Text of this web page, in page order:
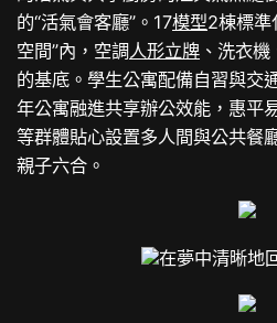
的“活氣會客廳”。17模型2棟標準
空間”內，空調人形立牌 、洗衣
的基底。學生公寓配備自習與交
年公寓融進共享辦公效能，惠平
等群體貼心設置多人間與公共餐
親子六合。
在夢中清晰地